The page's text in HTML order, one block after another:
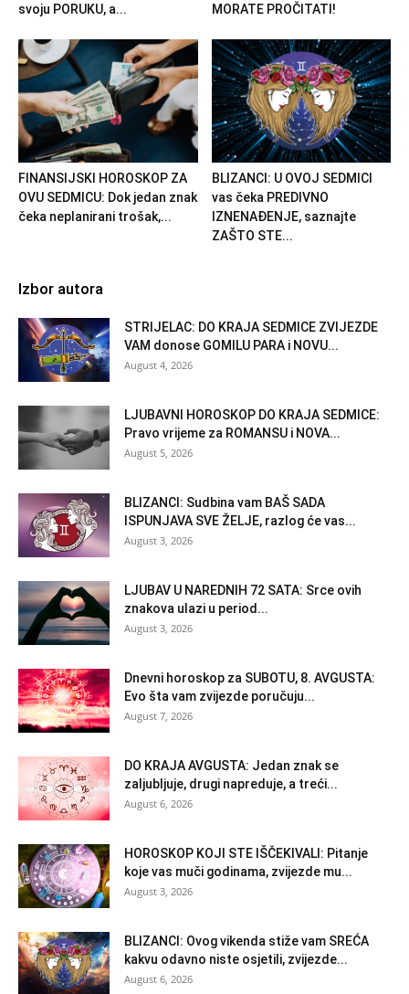
svoju PORUKU, a...
MORATE PROČITATI!
FINANSIJSKI HOROSKOP ZA
OVU SEDMICU: Dok jedan znak
čeka neplanirani trošak,...
BLIZANCI: U OVOJ SEDMICI
vas čeka PREDIVNO
IZNENAĐENJE, saznajte
ZAŠTO STE...
Izbor autora
STRIJELAC: DO KRAJA SEDMICE ZVIJEZDE
VAM donose GOMILU PARA i NOVU...
August 4, 2026
LJUBAVNI HOROSKOP DO KRAJA SEDMICE:
Pravo vrijeme za ROMANSU i NOVA...
August 5, 2026
BLIZANCI: Sudbina vam BAŠ SADA
ISPUNJAVA SVE ŽELJE, razlog će vas...
August 3, 2026
LJUBAV U NAREDNIH 72 SATA: Srce ovih
znakova ulazi u period...
August 3, 2026
Dnevni horoskop za SUBOTU, 8. AVGUSTA:
Evo šta vam zvijezde poručuju...
August 7, 2026
DO KRAJA AVGUSTA: Jedan znak se
zaljubljuje, drugi napreduje, a treći...
August 6, 2026
HOROSKOP KOJI STE IŠČEKIVALI: Pitanje
koje vas muči godinama, zvijezde mu...
August 3, 2026
BLIZANCI: Ovog vikenda stiže vam SREĆA
kakvu odavno niste osjetili, zvijezde...
August 6, 2026